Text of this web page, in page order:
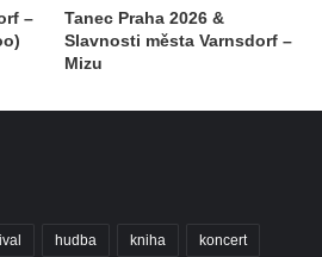
–
Tanec Praha 2026 &
Slavnosti města Varnsdorf –
Mizu
hudba kniha koncert